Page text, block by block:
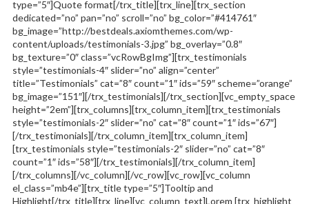
type=”5″]Quote format[/trx_title][trx_line][trx_section
dedicated=”no” pan=”no” scroll=”no” bg_color=”#414761″
bg_image=”http://bestdeals.axiomthemes.com/wp-
content/uploads/testimonials-3.jpg” bg_overlay=”0.8″
bg_texture=”0″ class=”vcRowBgImg”][trx_testimonials
style=”testimonials-4″ slider=”no” align=”center”
title=”Testimonials” cat=”8″ count=”1″ ids=”59″ scheme=”orange”
bg_image=”151″][/trx_testimonials][/trx_section][vc_empty_space
height=”2em”][trx_columns][trx_column_item][trx_testimonials
style=”testimonials-2″ slider=”no” cat=”8″ count=”1″ ids=”67″]
[/trx_testimonials][/trx_column_item][trx_column_item]
[trx_testimonials style=”testimonials-2″ slider=”no” cat=”8″
count=”1″ ids=”58″][/trx_testimonials][/trx_column_item]
[/trx_columns][/vc_column][/vc_row][vc_row][vc_column
el_class=”mb4e”][trx_title type=”5″]Tooltip and
Highlight[/trx_title][trx_line][vc_column_text]Lorem [trx_highlight